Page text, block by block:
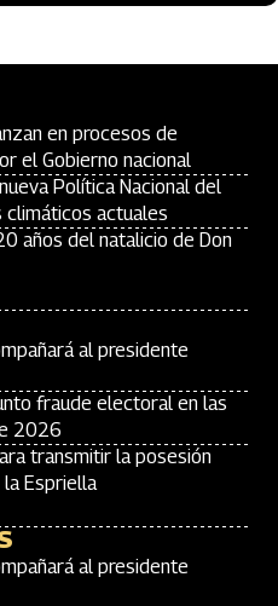
en procesos de
el Gobierno nacional
Política Nacional del
climáticos actuales
años del natalicio de Don
al presidente
fraude electoral en las
2026
transmitir la posesión
Espriella
al presidente